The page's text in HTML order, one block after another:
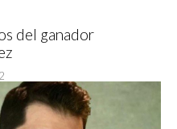
del ganador